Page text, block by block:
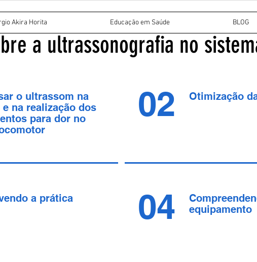
Akira Horita Educação em Saúde BLOG
a ultrassonografia no
o ultrassom na
na realização dos
para dor no
a prática
02 Otimização
04
equipamento